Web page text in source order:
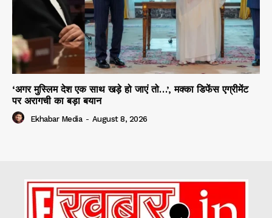
‘अगर मुस्लिम देश एक साथ खड़े हो जाएं तो…’, मक्का डिफेंस एग्रीमेंट
पर अरागची का बड़ा बयान
Ekhabar Media - August 8, 2026